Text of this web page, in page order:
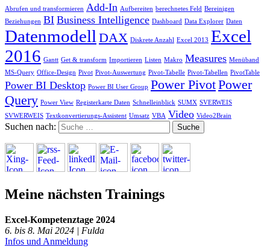
Abrufen und transformieren Add-In Aufbereiten berechnetes Feld Bereinigen
Beziehungen BI Business Intelligence Dashboard Data Explorer Daten
Datenmodell DAX Diskrete Anzahl Excel 2013 Excel
2016 Gantt Get & transform Importieren Listen Makro Measures Menüband
MS-Query Office-Design Pivot Pivot-Auswertung Pivot-Tabelle Pivot-Tabellen PivotTable
Power BI Desktop Power BI User Group Power PivotPower
Query Power View Registerkarte Daten Schnelleinblick SUMX SVERWEIS
SVWERWEIS Textkonvertierungs-Assistent Umsatz VBA Video Video2Brain
Suchen nach:
Meine nächsten Trainings
Excel-Kompetenztage 2024
6. bis 8. Mai 2024 | Fulda
Infos und Anmeldung